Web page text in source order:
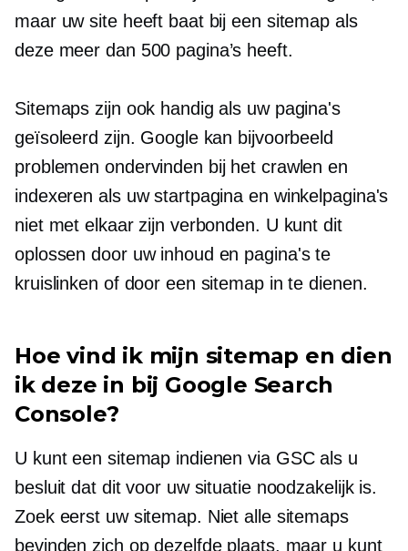
maar uw site heeft baat bij een sitemap als
deze meer dan 500 pagina’s heeft.
Sitemaps zijn ook handig als uw pagina's
geïsoleerd zijn. Google kan bijvoorbeeld
problemen ondervinden bij het crawlen en
indexeren als uw startpagina en winkelpagina's
niet met elkaar zijn verbonden. U kunt dit
oplossen door uw inhoud en pagina's te
kruislinken of door een sitemap in te dienen.
Hoe vind ik mijn sitemap en dien
ik deze in bij Google Search
Console?
U kunt een sitemap indienen via GSC als u
besluit dat dit voor uw situatie noodzakelijk is.
Zoek eerst uw sitemap. Niet alle sitemaps
bevinden zich op dezelfde plaats, maar u kunt